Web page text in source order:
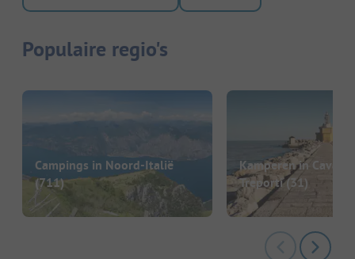
Populaire regio's
Campings in Noord-Italië
(711)
Kamperen in
Treporti(31)